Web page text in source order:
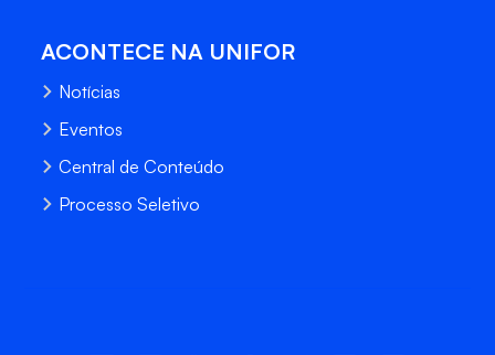
ACONTECE NA UNIFOR
Notícias
Eventos
Central de Conteúdo
Processo Seletivo